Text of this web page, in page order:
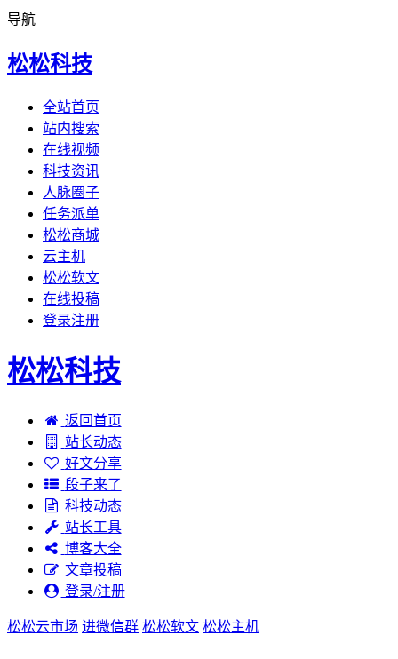
导航
松松科技
全站首页
站内搜索
在线视频
科技资讯
人脉圈子
任务派单
松松商城
云主机
松松软文
在线投稿
登录注册
松松科技
返回首页
站长动态
好文分享
段子来了
科技动态
站长工具
博客大全
文章投稿
登录/注册
松松云市场 进微信群 松松软文 松松主机